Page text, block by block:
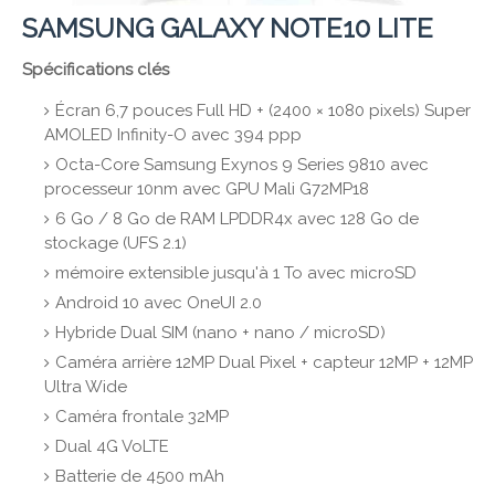
SAMSUNG GALAXY NOTE10 LITE
Spécifications clés
Écran 6,7 pouces Full HD + (2400 × 1080 pixels) Super
AMOLED Infinity-O avec 394 ppp
Octa-Core Samsung Exynos 9 Series 9810 avec
processeur 10nm avec GPU Mali G72MP18
6 Go / 8 Go de RAM LPDDR4x avec 128 Go de
stockage (UFS 2.1)
mémoire extensible jusqu'à 1 To avec microSD
Android 10 avec OneUI 2.0
Hybride Dual SIM (nano + nano / microSD)
Caméra arrière 12MP Dual Pixel + capteur 12MP + 12MP
Ultra Wide
Caméra frontale 32MP
Dual 4G VoLTE
Batterie de 4500 mAh